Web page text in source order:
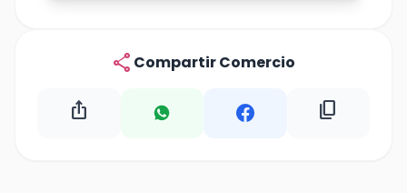
share Compartir Comercio
ios_share content_copy